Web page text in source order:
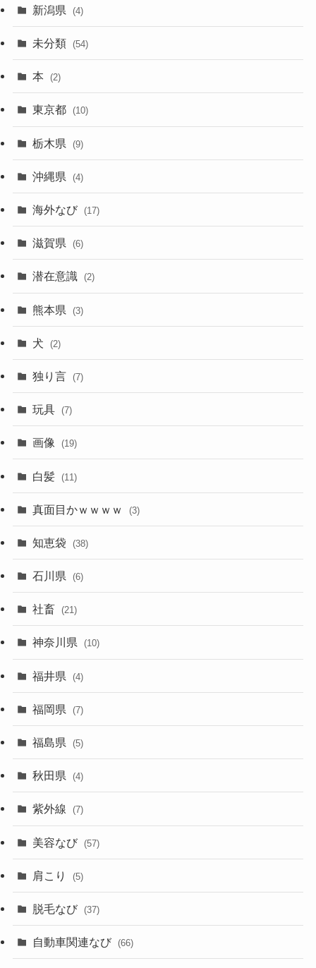
新潟県 (4)
未分類 (54)
本 (2)
東京都 (10)
栃木県 (9)
沖縄県 (4)
海外なび (17)
滋賀県 (6)
潜在意識 (2)
熊本県 (3)
犬 (2)
独り言 (7)
玩具 (7)
画像 (19)
白髪 (11)
真面目かｗｗｗｗ (3)
知恵袋 (38)
石川県 (6)
社畜 (21)
神奈川県 (10)
福井県 (4)
福岡県 (7)
福島県 (5)
秋田県 (4)
紫外線 (7)
美容なび (57)
肩こり (5)
脱毛なび (37)
自動車関連なび (66)